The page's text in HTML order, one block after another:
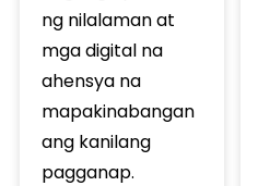
ng nilalaman at
mga digital na
ahensya na
mapakinabangan
ang kanilang
pagganap.